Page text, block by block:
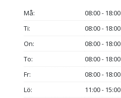
Må:
08:00 - 18:00
Ti:
08:00 - 18:00
On:
08:00 - 18:00
To:
08:00 - 18:00
Fr:
08:00 - 18:00
Lö:
11:00 - 15:00